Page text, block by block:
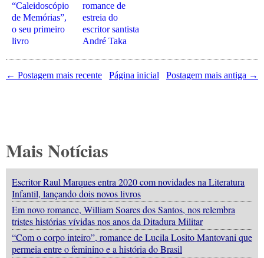
“Caleidoscópio
de Memórias”,
o seu primeiro
livro
romance de
estreia do
escritor santista
André Taka
← Postagem mais recente Postagem mais antiga →
Página inicial
Mais Notícias
Escritor Raul Marques entra 2020 com novidades na Literatura
Infantil, lançando dois novos livros
Em novo romance, William Soares dos Santos, nos relembra
tristes histórias vívidas nos anos da Ditadura Militar
“Com o corpo inteiro”, romance de Lucila Losito Mantovani que
permeia entre o feminino e a história do Brasil